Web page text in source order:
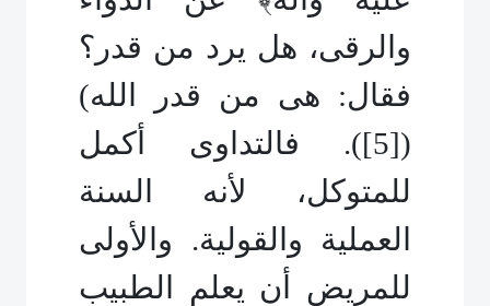
والرقى، هل يرد من قدر؟
فقال: هى من قدر الله)
(
[5]
). فالتداوى أكمل
للمتوكل، لأنه السنة
العملية والقولية. والأولى
للمريض أن يعلم الطبيب